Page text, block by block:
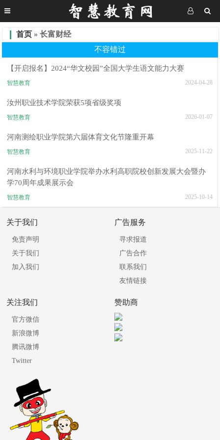
首页 » 长富财经
不容错过
【开启报名】2024“华文校园”全国大学生语文能力大赛
智慧教育 2024-04-28
汝州职业技术学院荣获5项省级奖项
智慧教育 2026-01-07
河南测绘职业学院第六届体育文化节隆重开幕
智慧教育 2025-11-22
河南水利与环境职业学院举办水利高职院校创新发展大会暨办
学70周年成果展示会
智慧教育 2025-10-14
关于我们
免责声明
关于我们
加入我们
广告服务
寻求报道
广告合作
联系我们
友情链接
关注我们
官方微信
新浪微博
腾讯微博
Twitter
赞助商